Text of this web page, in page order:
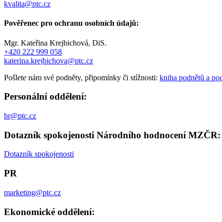
kvalita@ptc.cz
Pověřenec pro ochranu osobních údajů:
Mgr. Kateřina Krejbichová, DiS.
+420 222 999 058
katerina.krejbichova@ptc.cz
Pošlete nám své podněty, připomínky či stížnosti: kniha podnětů a
Personální oddělení:
hr@ptc.cz
Dotazník spokojenosti Národního hodnocení MZČR:
Dotazník spokojenosti
PR
marketing@ptc.cz
Ekonomické oddělení: